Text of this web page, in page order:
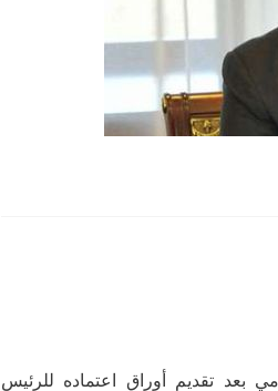
بعد تقديم أوراق اعتماده للرئيس